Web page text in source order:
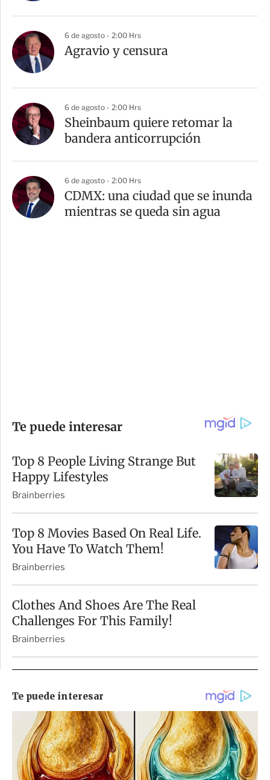
6 de agosto - 2:00 Hrs
Agravio y censura
6 de agosto - 2:00 Hrs
Sheinbaum quiere retomar la
bandera anticorrupción
6 de agosto - 2:00 Hrs
CDMX: una ciudad que se inunda
mientras se queda sin agua